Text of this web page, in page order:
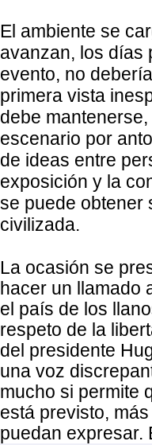
El ambiente se
avanzan, los días
evento, no
primera vista
debe
escenario por
de ideas entre
exposición y la
se puede obtener
civilizada.
La ocasión se
hacer un llamado
el país de los
respeto de la
del presidente
una voz
mucho si permite
está previsto,
puedan expresar.